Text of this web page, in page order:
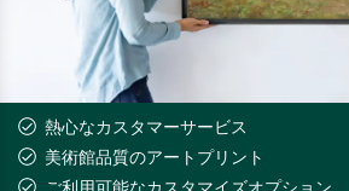
熱心なカスタマーサービス
美術館品質のアートプリント